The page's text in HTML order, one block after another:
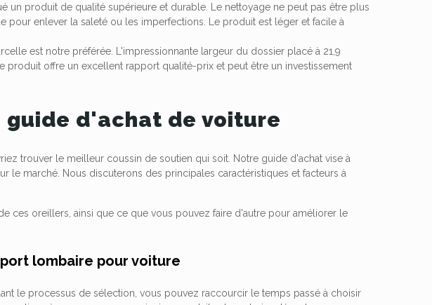
un produit de qualité supérieure et durable. Le nettoyage ne peut pas être plus
pour enlever la saleté ou les imperfections. Le produit est léger et facile à
est notre préférée. L'impressionnante largeur du dossier placé à 21,9
produit offre un excellent rapport qualité-prix et peut être un investissement
d'achat de voiture
trouver le meilleur coussin de soutien qui soit. Notre guide d'achat vise à
le marché. Nous discuterons des principales caractéristiques et facteurs à
ces oreillers, ainsi que ce que vous pouvez faire d'autre pour améliorer le
lombaire pour voiture
le processus de sélection, vous pouvez raccourcir le temps passé à choisir